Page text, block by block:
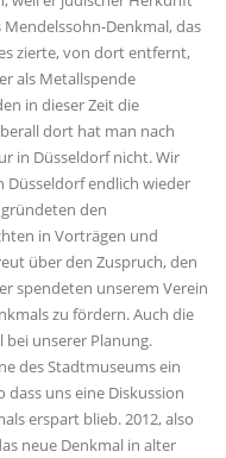
Denkmal, das
zierte, von dort entfernt,
als Metallspende
in dieser Zeit die
dort hat man nach
in Düsseldorf nicht. Wir
Düsseldorf endlich wieder
den
in Vorträgen und
über den Zuspruch, den
spendeten unserem Verein
zu fördern. Auch die
unserer Planung.
des Stadtmuseums ein
dass uns eine Diskussion
erspart blieb. 2012, also
neue Denkmal in alter